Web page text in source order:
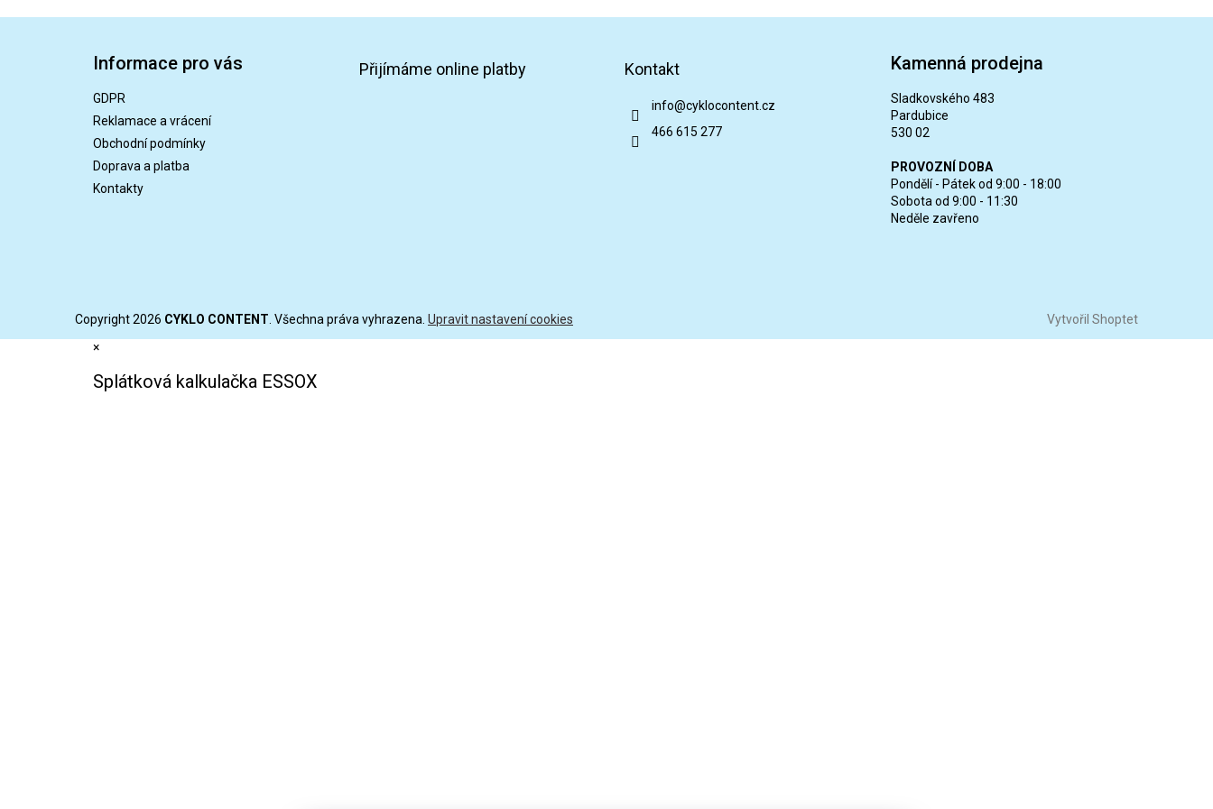
Informace pro vás
GDPR
Reklamace a vrácení
Obchodní podmínky
Doprava a platba
Kontakty
Přijímáme online platby Kontakt
info@cyklocontent.cz
466 615 277
Kamenná prodejna
Sladkovského 483
Pardubice
530 02
PROVOZNÍ DOBA
Pondělí - Pátek od 9:00 - 18:00
Sobota od 9:00 - 11:30
Neděle zavřeno
Vytvořil Shoptet
Copyright 2026 CYKLO CONTENT. Všechna práva vyhrazena. Upravit nastavení cookies
×
Splátková kalkulačka ESSOX